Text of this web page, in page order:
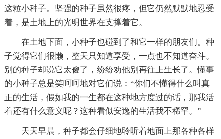
这粒小种子。坚强的种子虽然很疼，但它仍然默默地忍受
着，是土地上的光明世界在支撑着它。
在土地下面，小种子也碰到了和它一样的朋友们。种
子觉得它们很懒，整天只知道享受，一点也不知道奋斗。
别的种子却说它太傻了，纷纷劝他别再往上生长了。懂事
的小种子总是笑呵呵地对它们说：“你们不懂得什么叫真
正的生活，假如我的一生都在这种地方度过的话，那我活
着还有什么意义呢？这种看似安逸的生活我不稀罕。”
天天早晨，种子都会仔细地聆听着地面上那各种各样